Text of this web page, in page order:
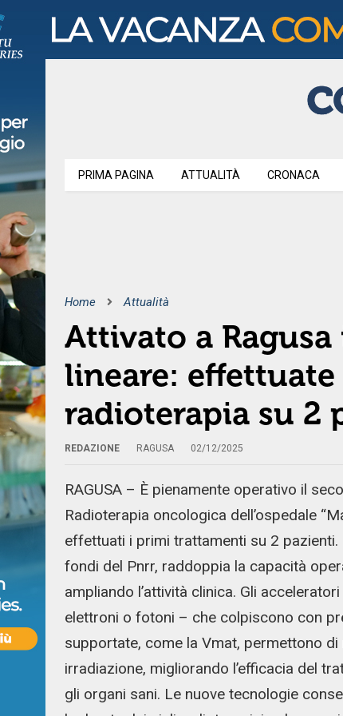
PRIMA PAGINA ATTUALITÀ CRONACA
Home Attualità
Attivato a
lineare:
radioterapia su 2
REDAZIONE RAGUSA 02/12/2025
RAGUSA – È pienamente operativo il
Radioterapia oncologica dell’ospedale
effettuati i primi trattamenti su 2 pazienti.
fondi del Pnrr, raddoppia la capacità
ampliando l’attività clinica. Gli
elettroni o fotoni – che colpiscono con
supportate, come la Vmat, permettono di
irradiazione, migliorando l’efficacia del
gli organi sani. Le nuove tecnologie